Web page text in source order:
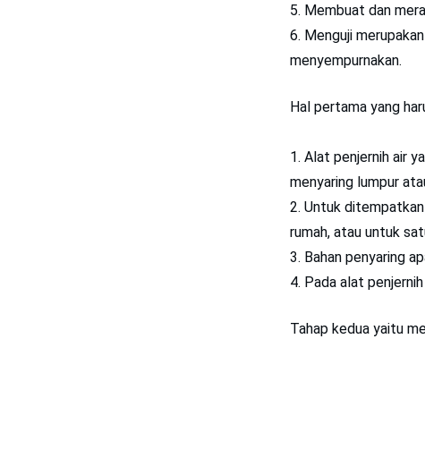
Membuat dan
Menguji
menyempurnakan.
Hal pertama yang
Alat penjernih air
menyaring lumpur
Untuk ditempatkan
rumah, atau untuk
Bahan penyaring
Pada alat
Tahap kedua yaitu